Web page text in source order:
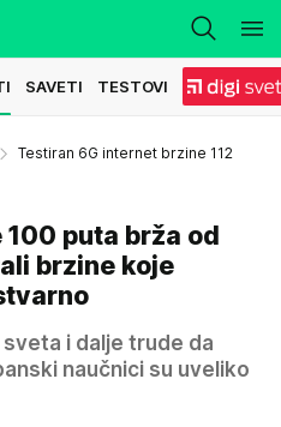
SAVETI TESTOVI
Testiran 6G internet brzine 112
100 puta brža od
brzine koje
i dalje trude da
naučnici su uveliko